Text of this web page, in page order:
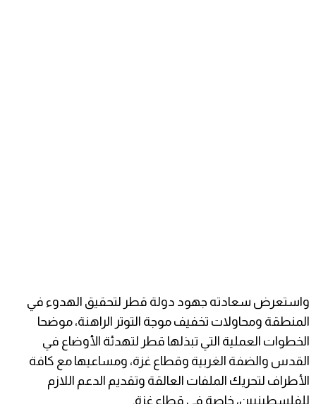
واستعرض سعادته جهود دولة قطر لتحقيق الهدوء في
المنطقة ومحاولات تخفيف موجة التوتر الراهنة، موضحا
الخطوات العملية التي تبذلها قطر لتهدئة الأوضاع في
القدس والضفة الغربية وقطاع غزة، ومساعيها مع كافة
الأطراف لتحريك الملفات العالقة وتقديم الدعم اللازم
للفلسطينيين، خاصة في قطاع غزة.